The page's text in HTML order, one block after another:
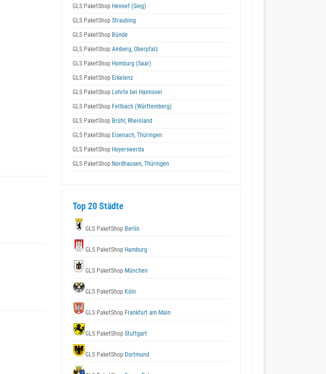
GLS PaketShop Hennef (Sieg)
GLS PaketShop Straubing
GLS PaketShop Bünde
GLS PaketShop Amberg, Oberpfalz
GLS PaketShop Homburg (Saar)
GLS PaketShop Erkelenz
GLS PaketShop Lehrte bei Hannover
GLS PaketShop Fellbach (Württemberg)
GLS PaketShop Brühl, Rheinland
GLS PaketShop Eisenach, Thüringen
GLS PaketShop Hoyerswerda
GLS PaketShop Nordhausen, Thüringen
Top 20 Städte
GLS PaketShop Berlin
GLS PaketShop Hamburg
GLS PaketShop München
GLS PaketShop Köln
GLS PaketShop Frankfurt am Main
GLS PaketShop Stuttgart
GLS PaketShop Dortmund